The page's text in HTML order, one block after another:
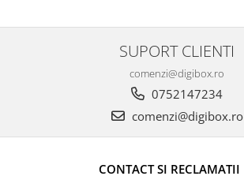
SUPORT CLIENTI
comenzi@digibox.ro
0752147234
comenzi@digibox.ro
CONTACT SI RECLAMATII